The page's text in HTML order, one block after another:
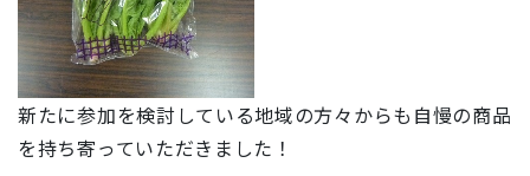
新たに参加を検討している地域の方々からも自慢の商品
を持ち寄っていただきました！